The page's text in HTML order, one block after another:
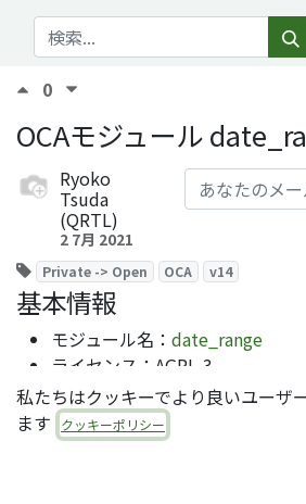
0
OCAモジュール
Ryoko
Tsuda
(QRTL)
2 7月 2021
Private -> Open OCA v14
基本情報
モジュール名： date_range
ライセンス：AGPL-3
オーサー：ACSONE SA/NV
レポジトリ：https://
私たちはクッキーでより良いユーザ
ます
クッキーポリシー